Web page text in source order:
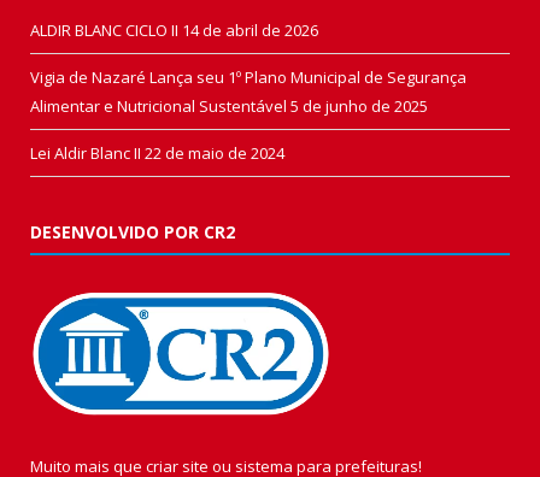
ALDIR BLANC CICLO II 14 de abril de 2026
Vigia de Nazaré Lança seu 1º Plano Municipal de Segurança
Alimentar e Nutricional Sustentável 5 de junho de 2025
Lei Aldir Blanc II 22 de maio de 2024
DESENVOLVIDO POR CR2
Muito mais que criar site ou sistema para prefeituras!